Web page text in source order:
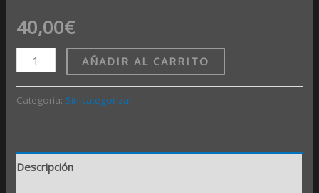
40,00€
AÑADIR AL CARRITO
Categoría: Sin categorizar
Descripción